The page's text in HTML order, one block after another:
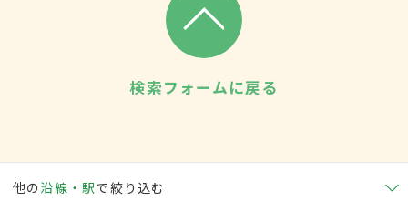
検索フォームに戻る
他の沿線・駅で絞り込む